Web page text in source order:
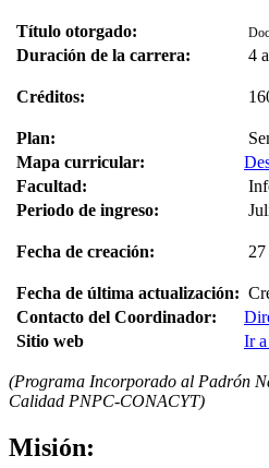
Título otorgado:
Duración de la carrera: 4
Créditos:
Plan:
Mapa curricular:
Facultad:
Periodo de ingreso:
Fecha de creación:
Fecha de última actualización:
Contacto del Coordinador:
Sitio web
Ir
(Programa Incorporado al Padrón
Calidad PNPC-CONACYT)
Misión: